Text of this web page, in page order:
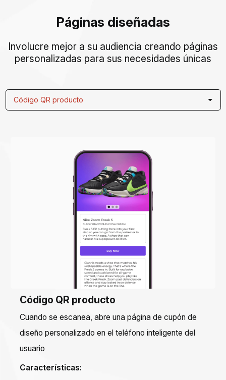
Páginas diseñadas
Involucre mejor a su audiencia creando páginas
personalizadas para sus necesidades únicas
Código QR producto
Código QR producto
Cuando se escanea, abre una página de cupón de
diseño personalizado en el teléfono inteligente del
usuario
Características: